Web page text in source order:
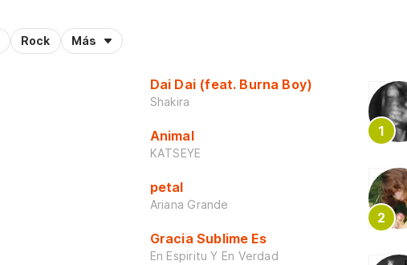
Rock Más
Dai Dai (feat. Burna Boy)
Shakira
Animal
KATSEYE
petal
Ariana Grande
Gracia Sublime Es
En Espiritu Y En Verdad